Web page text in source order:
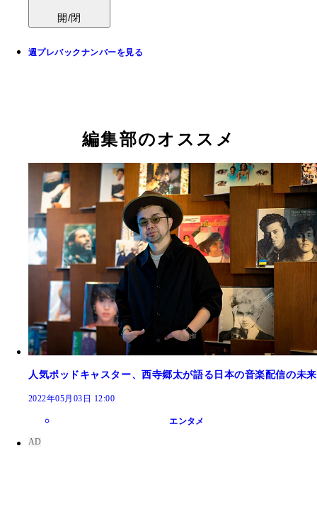
開/閉
週プレバックナンバーを見る
編集部のオススメ
人気ポッドキャスター、西寺郷太が語る日本の音楽配信の未来
2022年05月03日 12:00
エンタメ